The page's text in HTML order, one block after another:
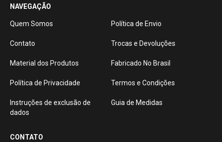
NAVEGAÇÃO
Quem Somos Política de Envio
Contato Trocas e Devoluções
Material dos Produtos Fabricado No Brasil
Política de Privacidade Termos e Condições
Instruções de exclusão de
dados
Guia de Medidas
CONTATO